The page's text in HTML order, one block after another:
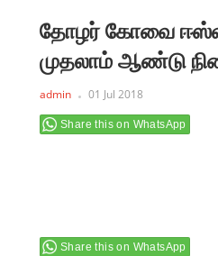
தோழர் கோவை
முதலாம் ஆண்டு
admin 01 Jul 2018
Share this on WhatsApp
Share this on WhatsApp